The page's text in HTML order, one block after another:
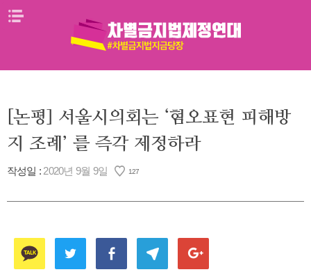
Skip
[논평] 서울시의회는 ‘혐오표현 피해방
지 조례’ 를 즉각 제정하라
작성일 : 2020년 9월 9일 127